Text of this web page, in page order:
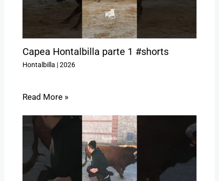
Capea Hontalbilla parte 1 #shorts
Hontalbilla |2026
Read More »